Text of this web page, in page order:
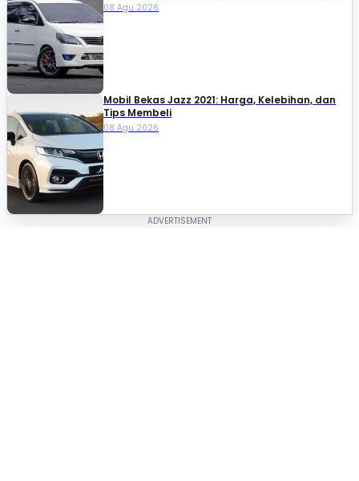
08 Agu 2026
Mobil Bekas Jazz 2021: Harga, Kelebihan, dan
Tips Membeli
08 Agu 2026